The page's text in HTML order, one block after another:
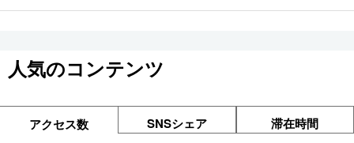
人気のコンテンツ
アクセス数 SNSシェア 滞在時間